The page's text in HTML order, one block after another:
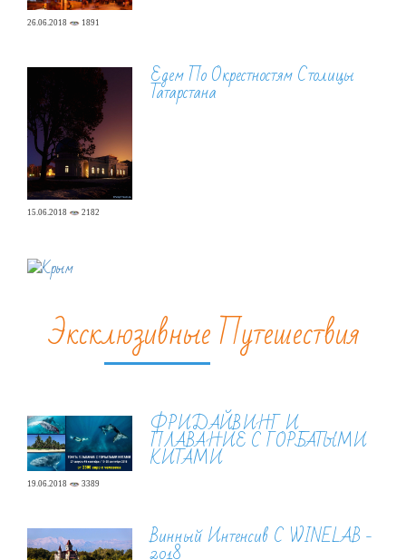
26.06.2018 1891
15.06.2018 2182
Едем По Окрестностям Столицы
Татарстана
Эксклюзивные Путешествия
19.06.2018 3389
ФРИДАЙВИНГ И
ПЛАВАНИЕ С ГОРБАТЫМИ
КИТАМИ
Винный Интенсив С WINELAB -